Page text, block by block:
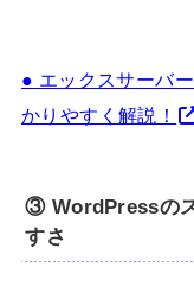
● エックスサーバ
かりやすく解説！
③ WordPressの
すさ